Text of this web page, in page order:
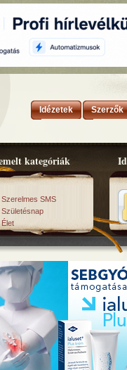
Idézetek Szerzők
kategóriák
Szerelmes SMS
Születésnap
Élet